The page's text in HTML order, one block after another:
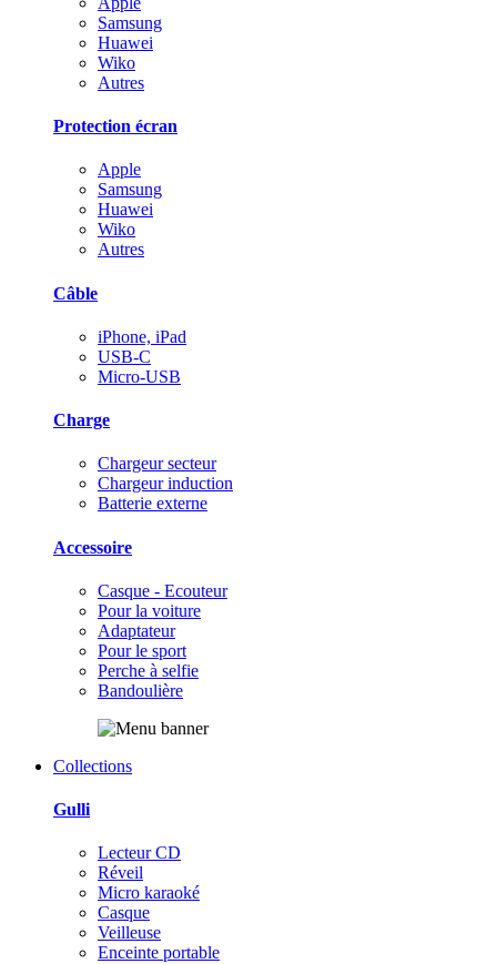
Samsung
Huawei
Wiko
Autres
Protection écran
Apple
Samsung
Huawei
Wiko
Autres
Câble
iPhone, iPad
USB-C
Micro-USB
Charge
Chargeur secteur
Chargeur induction
Batterie externe
Accessoire
Casque - Ecouteur
Pour la voiture
Adaptateur
Pour le sport
Perche à selfie
Bandoulière
Collections
Gulli
Lecteur CD
Réveil
Micro karaoké
Casque
Veilleuse
Enceinte portable